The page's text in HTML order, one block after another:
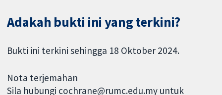
Adakah bukti ini yang terkini?
Bukti ini terkini sehingga 18 Oktober 2024.
Nota terjemahan
Sila hubungi cochrane@rumc.edu.my untuk